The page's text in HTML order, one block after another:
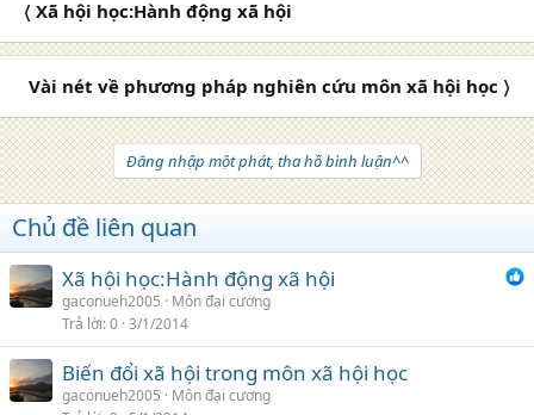
〈 Xã hội học:Hành động xã hội
Vài nét về phương pháp nghiên cứu môn xã hội học 〉
Đăng nhập một phát, tha hồ bình luận^^
Chủ đề liên quan
Xã hội học:Hành động xã hội
gaconueh2005
Môn đại cương
Trả lời 0 3/1/2014
Biến đổi xã hội trong môn xã hội học
gaconueh2005
Môn đại cương